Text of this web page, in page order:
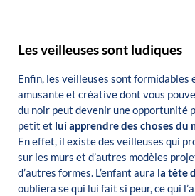
Les veilleuses sont ludiques
Enfin, les veilleuses sont formidables
amusante et créative dont vous
du noir peut devenir une opportunité
petit et lui apprendre des choses du
En effet, il existe des veilleuses qui
sur les murs et d’autres modèles
d’autres formes. L’enfant aura la tête
oubliera sequi lui fait si peur, ce qui